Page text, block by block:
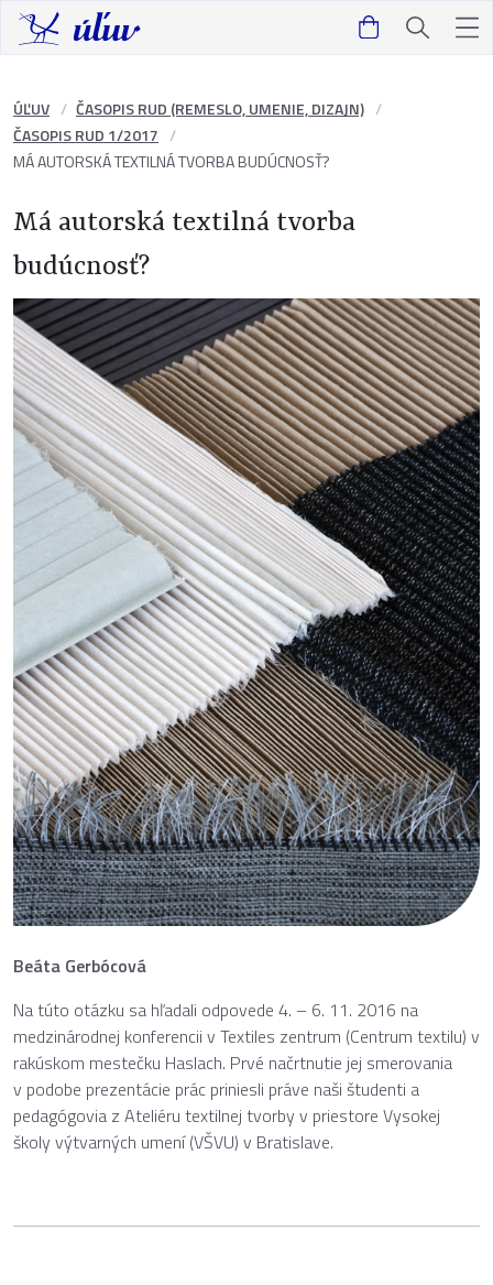
ÚĽUV
ČASOPIS RUD (REMESLO, UMENIE, DIZAJN)
ČASOPIS RUD 1/2017
MÁ AUTORSKÁ TEXTILNÁ TVORBA BUDÚCNOSŤ?
Má autorská textilná tvorba
budúcnosť?
Beáta Gerbócová
Na túto otázku sa hľadali odpovede 4. – 6. 11. 2016 na
medzinárodnej konferencii v Textiles zentrum (Centrum textilu) v
rakúskom mestečku Haslach. Prvé načrtnutie jej smerovania
v podobe prezentácie prác priniesli práve naši študenti a
pedagógovia z Ateliéru textilnej tvorby v priestore Vysokej
školy výtvarných umení (VŠVU) v Bratislave.